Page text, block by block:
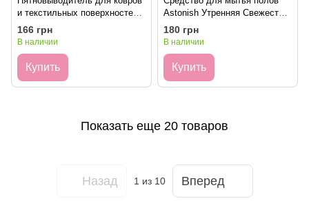
и текстильных поверхностей
Astonish с активным
кислородом 750 мл
166 грн
В наличии
Купить
Astonish Утренняя Свежесть
1л
180 грн
В наличии
Купить
Показать еще 20 товаров
Назад 1 из 10 Вперед